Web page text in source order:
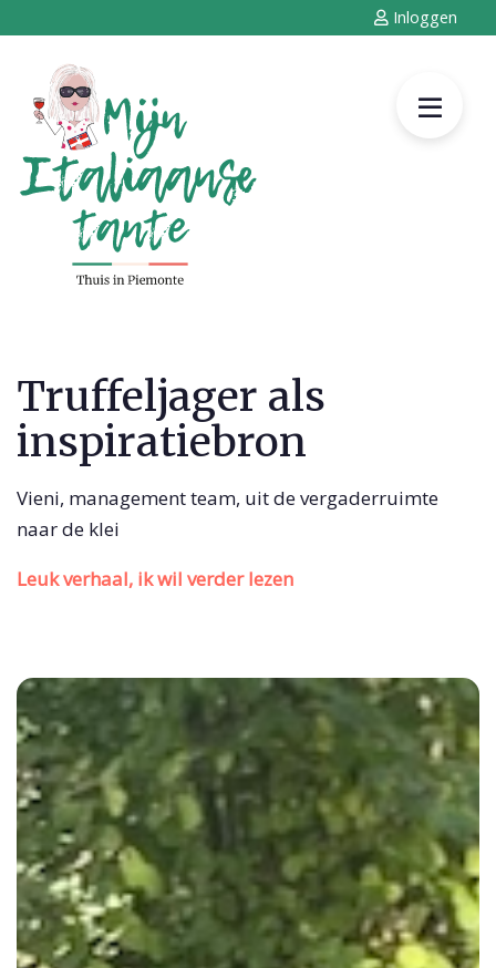
Inloggen
Truffeljager als
inspiratiebron
Vieni, management team, uit de vergaderruimte
naar de klei
Leuk verhaal, ik wil verder lezen